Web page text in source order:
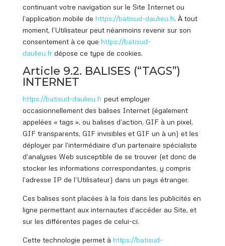
continuant votre navigation sur le Site Internet ou
l’application mobile de https://batisud-daulieu.fr. À tout
moment, l’Utilisateur peut néanmoins revenir sur son
consentement à ce que https://batisud-
daulieu.frdépose ce type de cookies.
Article 9.2. BALISES (“TAGS”)
INTERNET
https://batisud-daulieu.frpeut employer
occasionnellement des balises Internet (également
appelées « tags », ou balises d’action, GIF à un pixel,
GIF transparents, GIF invisibles et GIF un à un) et les
déployer par l’intermédiaire d’un partenaire spécialiste
d’analyses Web susceptible de se trouver (et donc de
stocker les informations correspondantes, y compris
l’adresse IP de l’Utilisateur) dans un pays étranger.
Ces balises sont placées à la fois dans les publicités en
ligne permettant aux internautes d’accéder au Site, et
sur les différentes pages de celui-ci.
Cette technologie permet à https://batisud-